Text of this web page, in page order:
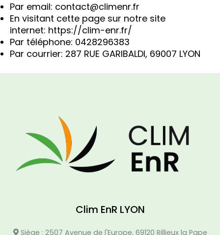
Par email: contact@climenr.fr
En visitant cette page sur notre site
internet: https://clim-enr.fr/
Par téléphone: 0428296383
Par courrier: 287 RUE GARIBALDI, 69007 LYON
Clim EnR LYON
Siège : 2507 Avenue de l'Europe, 69120 Rillieux la Pape